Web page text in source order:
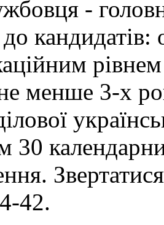
-
кандидатів:
менше 3-х
30
42.